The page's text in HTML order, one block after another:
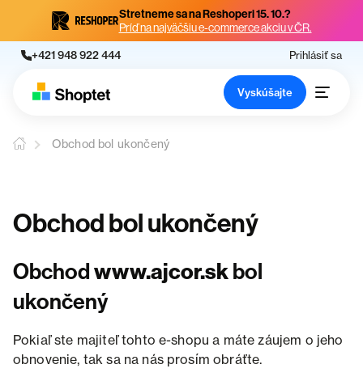
Stretneme sa na Reshoperi 15. 10.?
Príď na najväčšiu e-commerce akciu v ČR.
+421 948 922 444 Prihlásiť sa
Vyskúšajte
Obchod bol ukončený
Obchod bol ukončený
Obchodwww.ajcor.skbol
ukončený
Pokiaľ ste majiteľ tohto e-shopu a máte záujem o jeho
obnovenie, tak sa na nás prosím obráťte.